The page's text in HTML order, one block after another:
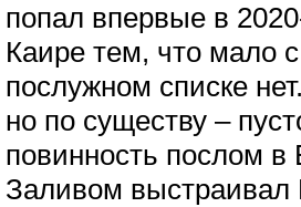
попал впервые в
Каире тем, что мало
послужном списке
но по существу –
повинность послом
Заливом